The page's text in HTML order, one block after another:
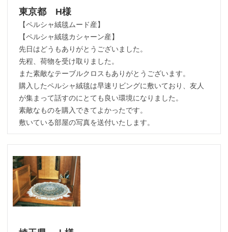
東京都 H様
【ペルシャ絨毯ムード産】
【ペルシャ絨毯カシャーン産】
先日はどうもありがとうございました。
先程、荷物を受け取りました。
また素敵なテーブルクロスもありがとうございます。
購入したペルシャ絨毯は早速リビングに敷いており、友人
が集まって話すのにとても良い環境になりました。
素敵なものを購入できてよかったです。
敷いている部屋の写真を送付いたします。